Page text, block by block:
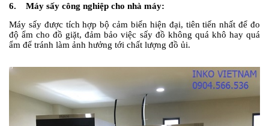
6. Máy sấy công nghiệp cho nhà máy:
Máy sấy được tích hợp bộ cảm biến hiện đại, tiên tiến nhất để đo
độ ẩm cho đồ giặt, đảm bảo việc sấy đồ không quá khô hay quá
ẩm để tránh làm ảnh hưởng tới chất lượng đồ ủi.